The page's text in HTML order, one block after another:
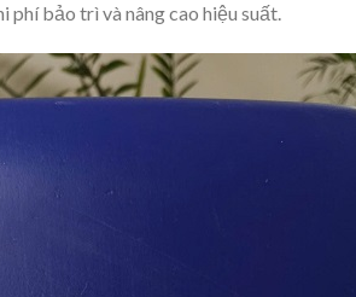
phí bảo trì và nâng cao hiệu suất.